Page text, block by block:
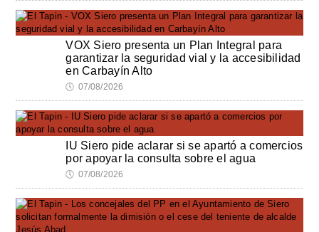
VOX Siero presenta un Plan Integral para
garantizar la seguridad vial y la accesibilidad
en Carbayín Alto
🕔 07/08/2026
IU Siero pide aclarar si se apartó a comercios
por apoyar la consulta sobre el agua
🕔 07/08/2026